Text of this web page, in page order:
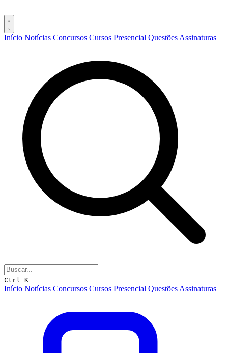
Início Notícias Concursos Cursos Presencial Questões Assinaturas
Ctrl K
Início Notícias Concursos Cursos Presencial Questões Assinaturas